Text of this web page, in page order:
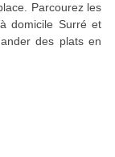
Parcourez les
domicile Surré et
des plats en